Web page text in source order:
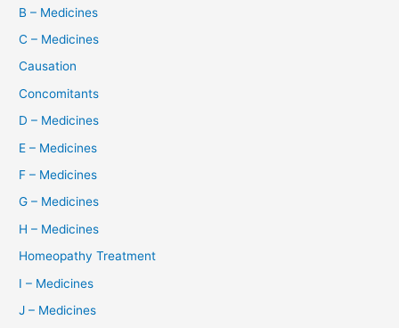
B – Medicines
C – Medicines
Causation
Concomitants
D – Medicines
E – Medicines
F – Medicines
G – Medicines
H – Medicines
Homeopathy Treatment
I – Medicines
J – Medicines